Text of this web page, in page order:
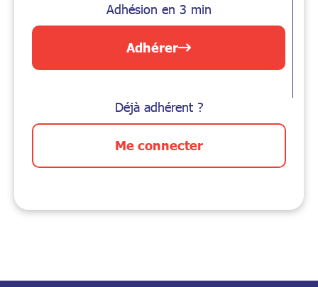
Adhésion en 3 min
Adhérer
Déjà adhérent ?
Me connecter